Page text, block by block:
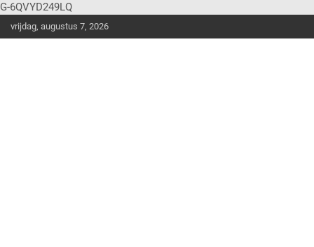
G-6QVYD249LQ
vrijdag, augustus 7, 2026